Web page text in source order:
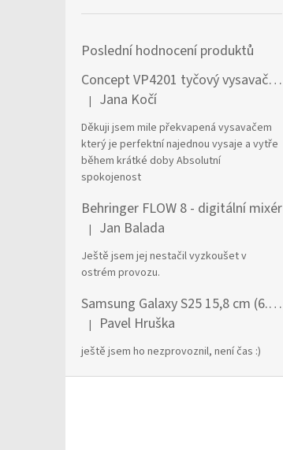
Poslední hodnocení produktů
Concept VP4201 tyčový vysavač / elektrický smeták Tyčový vysavač 2 v 1 AC Suché a mokré Bezsáčkové 0,6 l 90 W Černá, Stříbrná
Hodnocení produktu je 5 z 5 hvězdiček.
| Jana Kočí
Děkuji jsem mile překvapená vysavačem
který je perfektní najednou vysaje a vytře
během krátké doby Absolutní
spokojenost
Behringer FLOW 8 - digitální mixér
Hodnocení produktu je 5 z 5 hvězdiček.
| Jan Balada
Ještě jsem jej nestačil vyzkoušet v
ostrém provozu.
Samsung Galaxy S25 15,8 cm (6.2") Dual SIM Android 15 5G USB typu C 12 GB 256 GB 4000 mAh Námořnická modrá
Hodnocení produktu je 1 z 5 hvězdiček.
| Pavel Hruška
ještě jsem ho nezprovoznil, není čas :)